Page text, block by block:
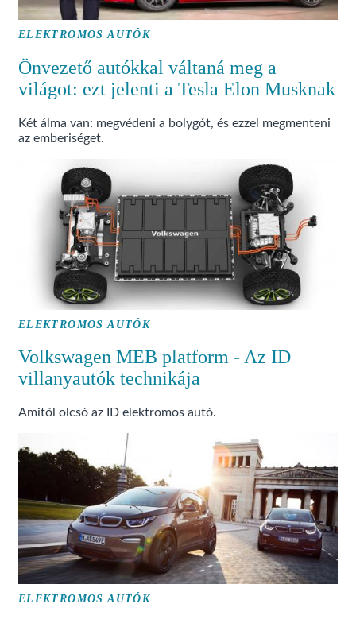
ELEKTROMOS AUTÓK
Önvezető autókkal váltaná meg a
világot: ezt jelenti a Tesla Elon Musknak
Két álma van: megvédeni a bolygót, és ezzel megmenteni
az emberiséget.
ELEKTROMOS AUTÓK
Volkswagen MEB platform - Az ID
villanyautók technikája
Amitől olcsó az ID elektromos autó.
ELEKTROMOS AUTÓK